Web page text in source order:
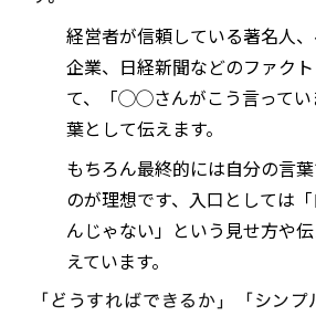
経営者が信頼している著名人
企業、日経新聞などのファク
て、「◯◯さんがこう言ってい
葉として伝えます。
もちろん最終的には自分の言
のが理想です、入口としては
んじゃない」という見せ方や
えています。
「どうすればできるか」「シン